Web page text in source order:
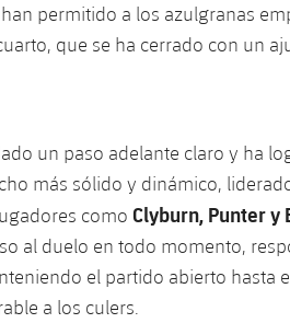
permitido a los azulgranas
que se ha cerrado con un
un paso adelante claro y ha
más sólido y dinámico,
como Clyburn, Punter y
al duelo en todo momento,
el partido abierto hasta
a los culers.